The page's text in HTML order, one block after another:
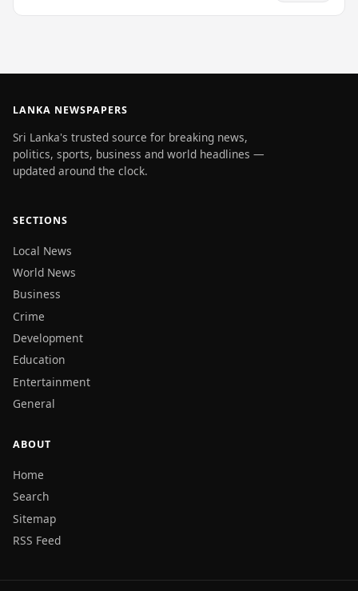
LANKA NEWSPAPERS
Sri Lanka's trusted source for breaking news,
politics, sports, business and world headlines —
updated around the clock.
SECTIONS
Local News
World News
Business
Crime
Development
Education
Entertainment
General
ABOUT
Home
Search
Sitemap
RSS Feed